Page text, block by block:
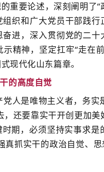
重要论述，深刻阐明了
织和广大党员干部践
进，深入贯彻党的二
精神，坚定扛牢“走在
现代化山东篇章。
的高度自觉
人是唯物主义者，务实
，还要靠实干开创更加
期，必须坚持实事求
真抓实干的政治自觉、